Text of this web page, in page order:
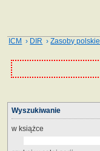
ICM › DIR ›Zasoby polskie
Wyszukiwanie
w książce